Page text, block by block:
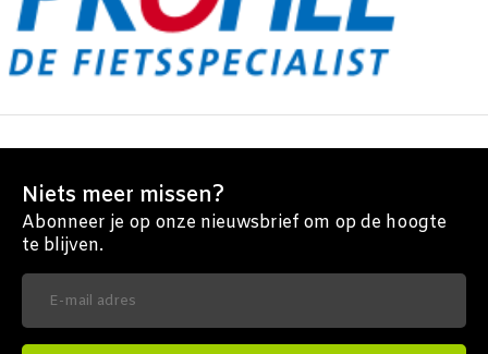
Niets meer missen?
Abonneer je op onze nieuwsbrief om op de hoogte
te blijven.